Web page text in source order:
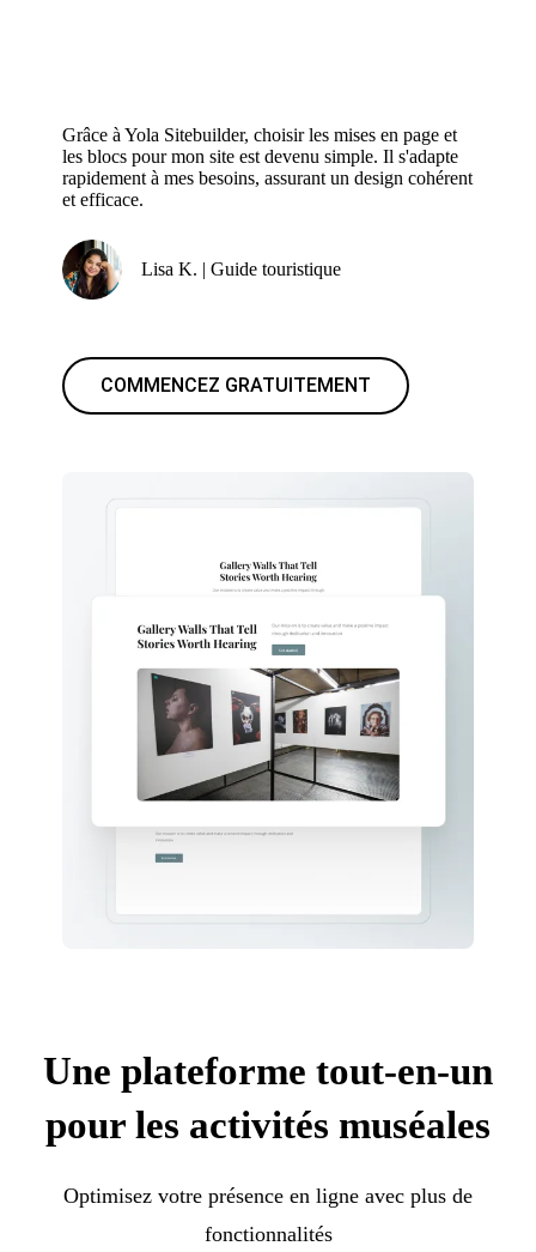
Grâce à Yola Sitebuilder, choisir les mises en page et
les blocs pour mon site est devenu simple. Il s'adapte
rapidement à mes besoins, assurant un design cohérent
et efficace.
Lisa K. | Guide touristique
COMMENCEZ GRATUITEMENT
Une plateforme tout-en-un
pour les activités muséales
Optimisez votre présence en ligne avec plus de
fonctionnalités